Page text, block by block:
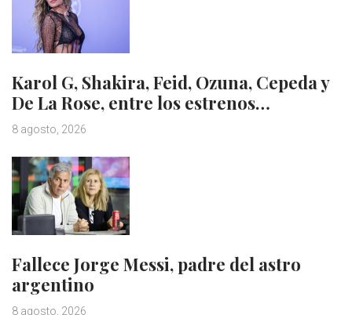
Karol G, Shakira, Feid, Ozuna, Cepeda y
De La Rose, entre los estrenos…
8 agosto, 2026
Fallece Jorge Messi, padre del astro
argentino
8 agosto, 2026